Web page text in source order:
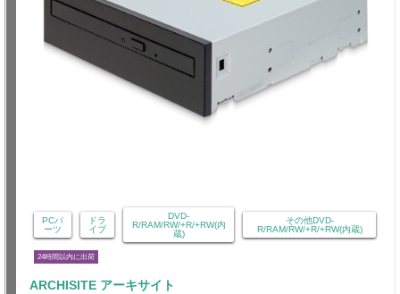
PCパ
ーツ
ドラ
イブ
DVD-
R/RAM/RW/+R/+RW(内
蔵)
その他DVD-
R/RAM/RW/+R/+RW(内蔵)
24時間以内に出荷
ARCHISITE アーキサイト